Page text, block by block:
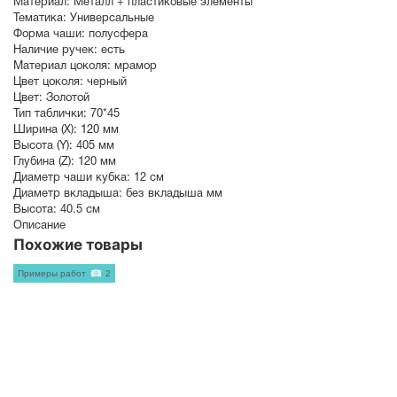
Материал: Металл + пластиковые элементы
Тематика: Универсальные
Форма чаши: полусфера
Наличие ручек: есть
Материал цоколя: мрамор
Цвет цоколя: черный
Цвет: Золотой
Тип таблички: 70*45
Ширина (X): 120 мм
Высота (Y): 405 мм
Глубина (Z): 120 мм
Диаметр чаши кубка: 12 см
Диаметр вкладыша: без вкладыша мм
Высота: 40.5 см
Описание
Похожие товары
Примеры работ 2